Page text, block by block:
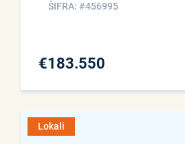
ŠIFRA: #456995
€183.550
Lokali